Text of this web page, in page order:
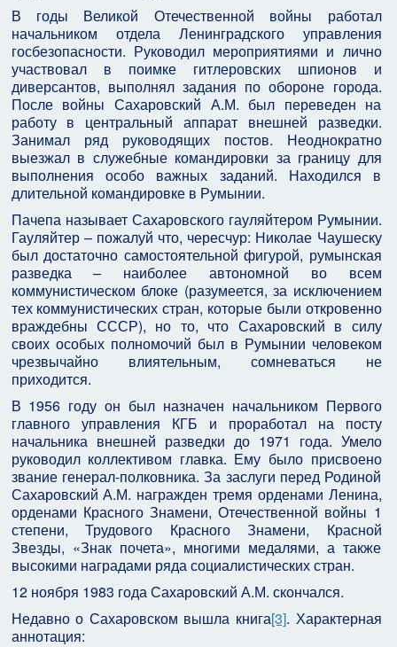
В годы Великой Отечественной войны работал
начальником отдела Ленинградского управления
госбезопасности. Руководил мероприятиями и лично
участвовал в поимке гитлеровских шпионов и
диверсантов, выполнял задания по обороне города.
После войны Сахаровский А.М. был переведен на
работу в центральный аппарат внешней разведки.
Занимал ряд руководящих постов. Неоднократно
выезжал в служебные командировки за границу для
выполнения особо важных заданий. Находился в
длительной командировке в Румынии.
Пачепа называет Сахаровского гауляйтером Румынии.
Гауляйтер – пожалуй что, чересчур: Николае Чаушеску
был достаточно самостоятельной фигурой, румынская
разведка – наиболее автономной во всем
коммунистическом блоке (разумеется, за исключением
тех коммунистических стран, которые были откровенно
враждебны СССР), но то, что Сахаровский в силу
своих особых полномочий был в Румынии человеком
чрезвычайно влиятельным, сомневаться не
приходится.
В 1956 году он был назначен начальником Первого
главного управления КГБ и проработал на посту
начальника внешней разведки до 1971 года. Умело
руководил коллективом главка. Ему было присвоено
звание генерал-полковника. За заслуги перед Родиной
Сахаровский А.М. награжден тремя орденами Ленина,
орденами Красного Знамени, Отечественной войны 1
степени, Трудового Красного Знамени, Красной
Звезды, «Знак почета», многими медалями, а также
высокими наградами ряда социалистических стран.
12 ноября 1983 года Сахаровский А.М. скончался.
Недавно о Сахаровском вышла книга[3]. Характерная
аннотация: